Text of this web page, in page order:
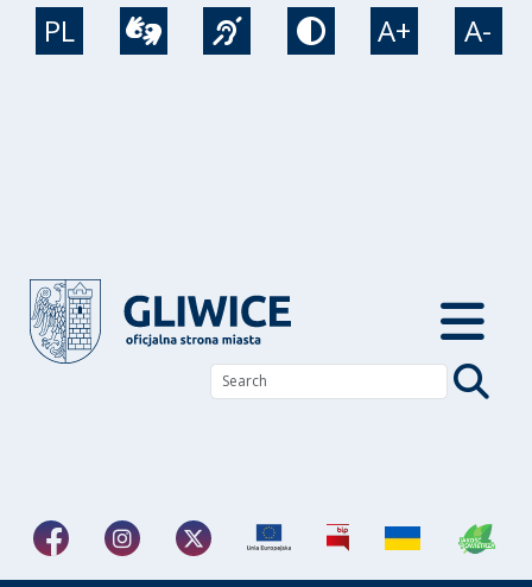
Skip to main content
PL Wideotłumacz
Język migowy
TrybA+ A-